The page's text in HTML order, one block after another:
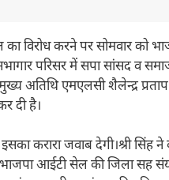
विरोध करने पर सोमवार को
परिसर में सपा सांसद व
अतिथि एमएलसी शैलेन्द्र
दी है।
करारा जवाब देगी।श्री सिंह
आईटी सेल की जिला सह